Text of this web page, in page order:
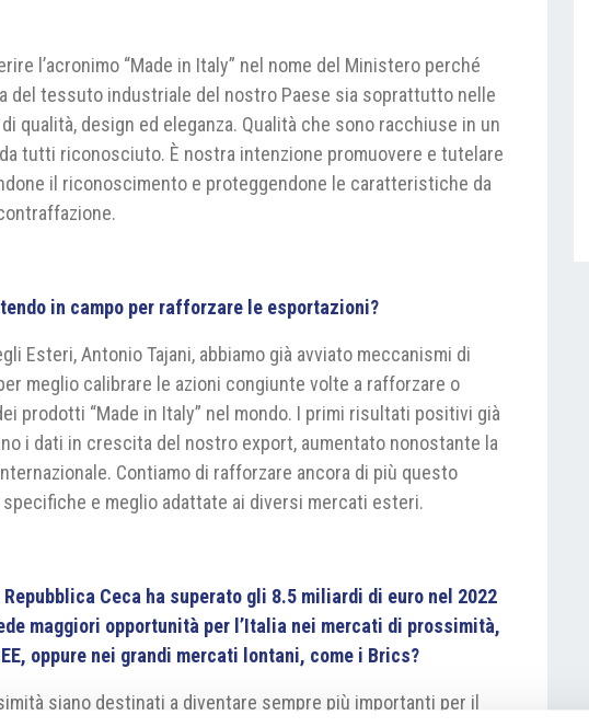
l’acronimo “Made in Italy” nel nome del Ministero perché
del tessuto industriale del nostro Paese sia soprattutto nelle
qualità, design ed eleganza. Qualità che sono racchiuse in un
da tutti riconosciuto. È nostra intenzione promuovere e tutelare
il riconoscimento e proteggendone le caratteristiche da
in campo per rafforzare le esportazioni?
Esteri, Antonio Tajani, abbiamo già avviato meccanismi di
meglio calibrare le azioni congiunte volte a rafforzare o
prodotti “Made in Italy” nel mondo. I primi risultati positivi già
i dati in crescita del nostro export, aumentato nonostante la
Contiamo di rafforzare ancora di più questo
e meglio adattate ai diversi mercati esteri.
Ceca ha superato gli 8.5 miliardi di euro nel 2022
maggiori opportunità per l’Italia nei mercati di prossimità,
oppure nei grandi mercati lontani, come i Brics?
siano destinati a diventare sempre più importanti per il